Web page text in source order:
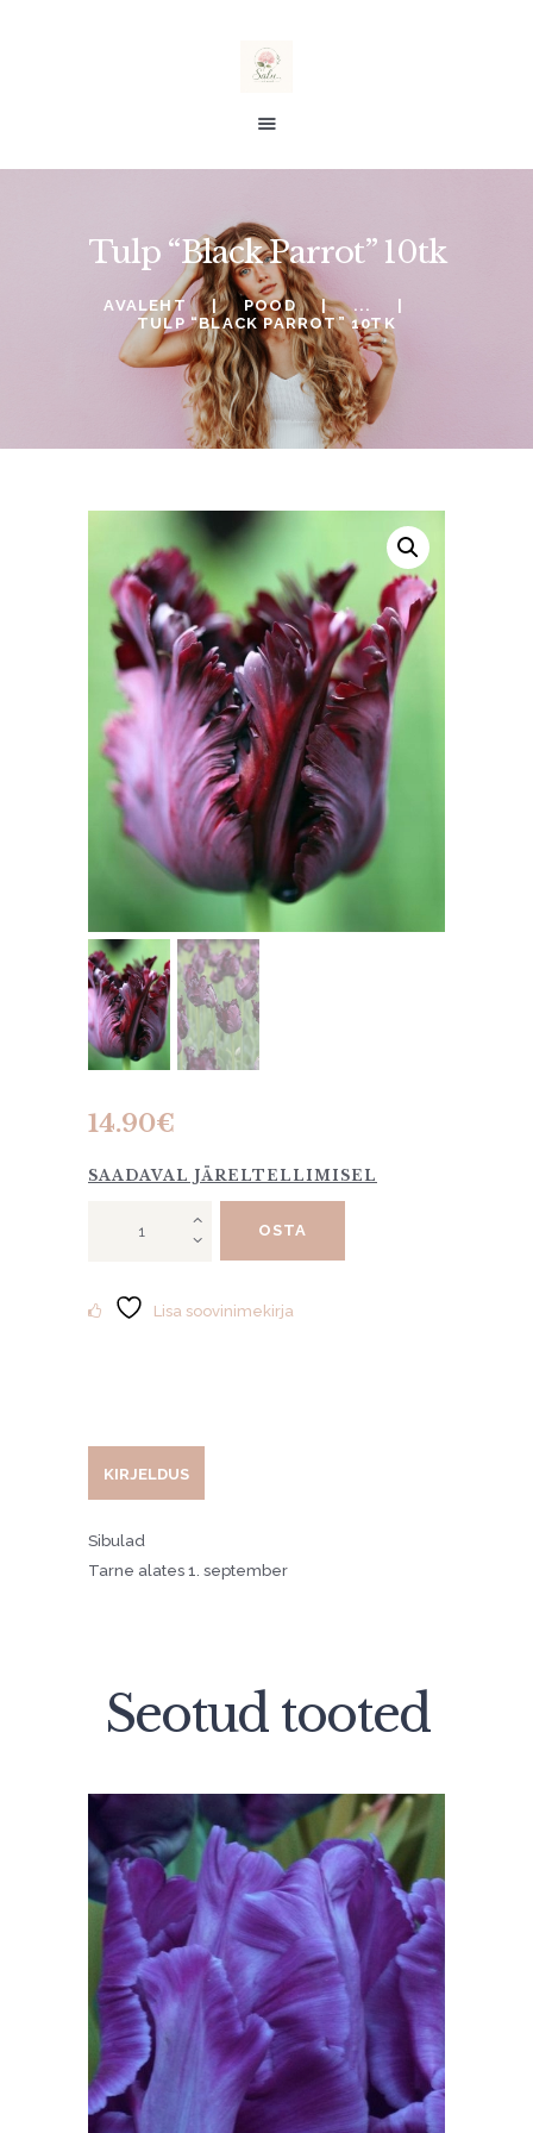
Tulp “Black Parrot” 10tk
AVALEHT POOD
...
TULP “BLACK PARROT” 10TK
salu taimed
ALE %
TELLIMINE
SOOVINIMEKIRI
14.90€
SAADAVAL JÄRELTELLIMISEL
kogus
OSTA
Lisa soovinimekirja
KIRJELDUS
Sibulad
Tarne alates 1. september
Seotud tooted